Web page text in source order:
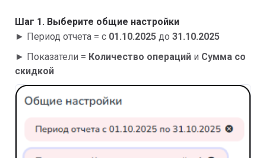
Шаг 1. Выберите общие настройки
► Период отчета = с 01.10.2025 до 31.10.2025
► Показатели = Количество операций и Сумма со
скидкой